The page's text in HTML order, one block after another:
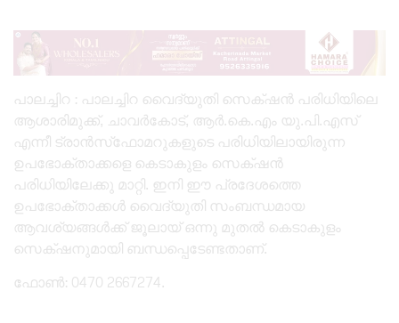
പാലച്ചിറ : പാലച്ചിറ വൈദ്യുതി സെക്‌ഷൻ പരിധിയിലെ
ആശാരിമുക്ക്, ചാവർകോട്, ആർ.കെ.എം യു.പി.എസ്
എന്നീ ട്രാൻസ്‌ഫോമറുകളുടെ പരിധിയിലായിരുന്ന
ഉപഭോക്താക്കളെ കെടാകുളം സെക്‌ഷൻ
പരിധിയിലേക്കു മാറ്റി. ഇനി ഈ പ്രദേശത്തെ
ഉപഭോക്താക്കൾ വൈദ്യുതി സംബന്ധമായ
ആവശ്യങ്ങൾക്ക് ജൂലായ് ഒന്നു മുതൽ കെടാകുളം
സെക്‌ഷനുമായി ബന്ധപ്പെടേണ്ടതാണ്.
ഫോൺ: 0470 2667274.